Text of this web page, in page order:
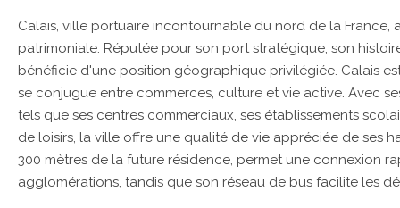
Calais, ville portuaire incontournable du nord de la France,
patrimoniale. Réputée pour son port stratégique, son
bénéficie d'une position géographique privilégiée. Calais
se conjugue entre commerces, culture et vie active. Avec
tels que ses centres commerciaux, ses établissements
de loisirs, la ville offre une qualité de vie appréciée de ses
300 mètres de la future résidence, permet une connexion
agglomérations, tandis que son réseau de bus facilite les